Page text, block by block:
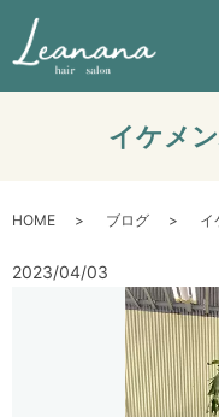
イケメ
HOME ブログ イ
2023/04/03